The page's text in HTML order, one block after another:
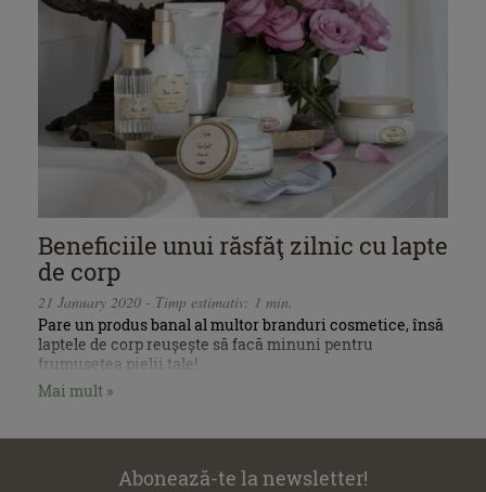
Beneficiile unui răsfăţ zilnic cu lapte
de corp
21 January 2020 - Timp estimativ: 1 min.
Pare un produs banal al multor branduri cosmetice, însă
laptele de corp reușește să facă minuni pentru
frumusețea pielii tale!
Mai mult »
Abonează-te la newsletter!